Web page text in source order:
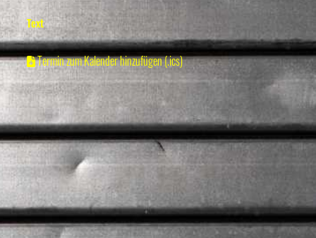
Text
Termin zum Kalender hinzufügen (.ics)